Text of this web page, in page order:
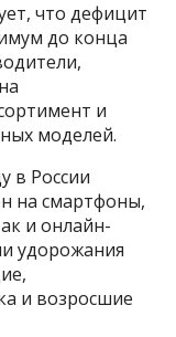
что дефицит
до конца
и
моделей.
в России
на смартфоны,
и онлайн-
удорожания
и возросшие